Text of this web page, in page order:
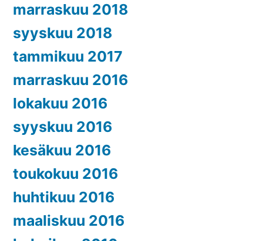
marraskuu 2018
syyskuu 2018
tammikuu 2017
marraskuu 2016
lokakuu 2016
syyskuu 2016
kesäkuu 2016
toukokuu 2016
huhtikuu 2016
maaliskuu 2016